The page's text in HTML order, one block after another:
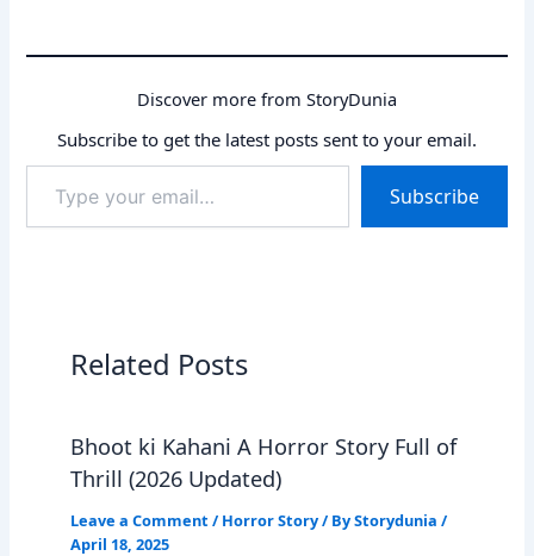
Discover more from StoryDunia
Subscribe to get the latest posts sent to your email.
your
email…
Subscribe
Related Posts
Bhoot ki Kahani A Horror Story Full of
Thrill (2026 Updated)
Leave a Comment / Horror Story/ ByStorydunia /
April 18, 2025